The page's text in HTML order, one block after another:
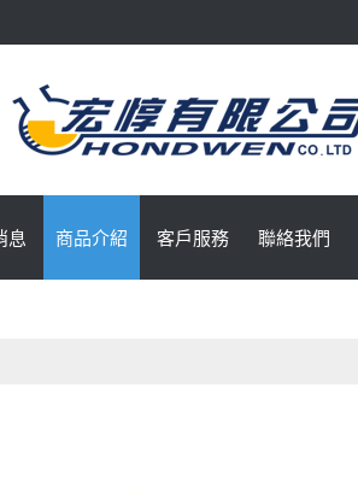
息 商品介紹 客戶服務 聯絡我們